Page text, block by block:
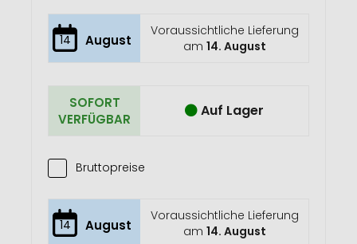
14 August
Voraussichtliche Lieferung
am 14. August
SOFORT
VERFÜGBAR
Auf Lager
Bruttopreise
14 August
Voraussichtliche Lieferung
am 14. August